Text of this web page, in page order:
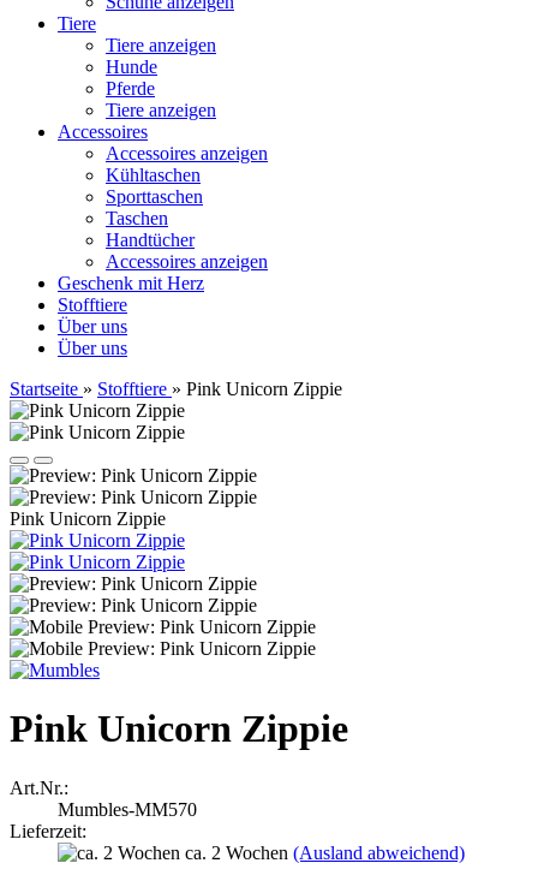
Tiere
Tiere anzeigen
Hunde
Pferde
Tiere anzeigen
Accessoires
Accessoires anzeigen
Kühltaschen
Sporttaschen
Taschen
Handtücher
Accessoires anzeigen
Geschenk mit Herz
Stofftiere
Über uns
Über uns
Startseite » Stofftiere » Pink Unicorn Zippie
Pink Unicorn Zippie
Pink Unicorn Zippie
Art.Nr.:
Mumbles-MM570
Lieferzeit:
ca. 2 Wochen (Ausland abweichend)